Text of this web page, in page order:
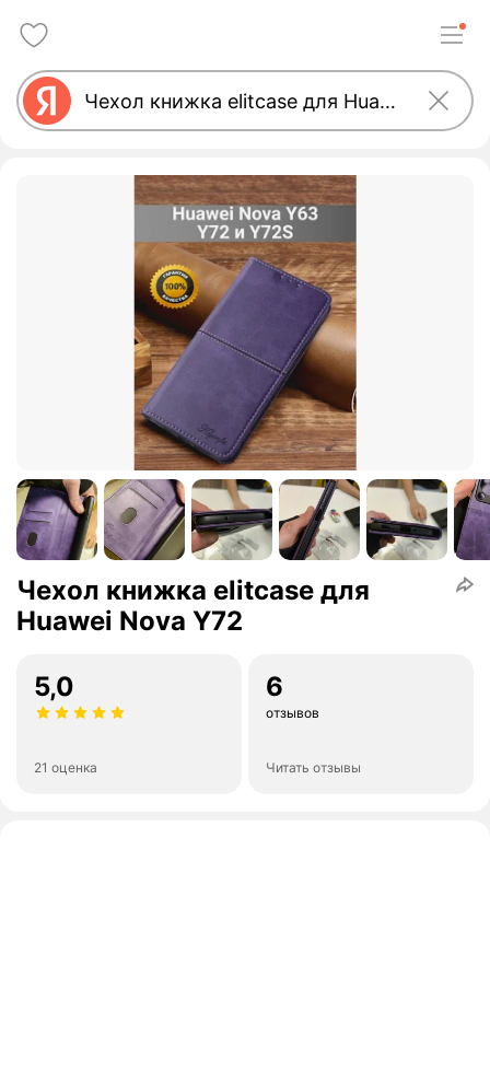
Чехол книжка elitcase для
Huawei Nova Y72
5,0
21 оценка
6
отзывов
Читать отзывы